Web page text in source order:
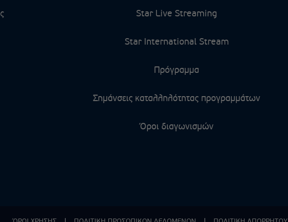
Star Live Streaming
Star International Stream
Πρόγραμμα
Σημάνσεις καταλληλότητας προγραμμάτων
Όροι διαγωνισμών